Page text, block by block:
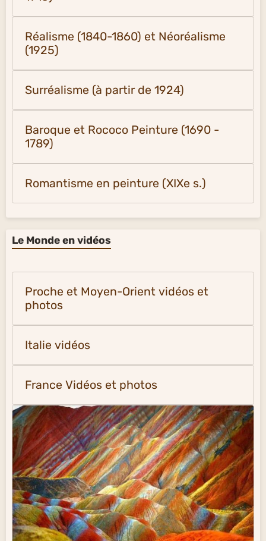
Réalisme (1840-1860) et Néoréalisme
(1925)
Surréalisme (à partir de 1924)
Baroque et Rococo Peinture (1690 -
1789)
Romantisme en peinture (XIXe s.)
Le Monde en vidéos
Proche et Moyen-Orient vidéos et
photos
Italie vidéos
France Vidéos et photos